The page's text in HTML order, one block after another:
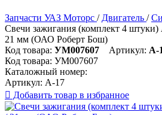
Запчасти УАЗ Моторс / Двигатель /
Свечи зажигания (комплект 4
21 мм (ОАО Роберт Бош)
Код товара: УМ007607 Артикул: А-
Код товара: УМ007607
Каталожный номер:
Артикул: А-17
 Добавить товар в избранное